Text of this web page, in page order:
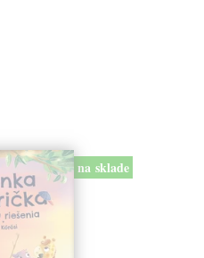
na sklade